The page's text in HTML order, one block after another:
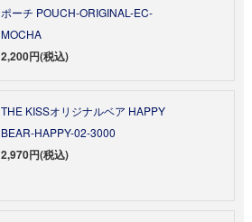
ポーチ POUCH-ORIGINAL-EC-
MOCHA
2,200円(税込)
THE KISSオリジナルベア HAPPY
BEAR-HAPPY-02-3000
2,970円(税込)